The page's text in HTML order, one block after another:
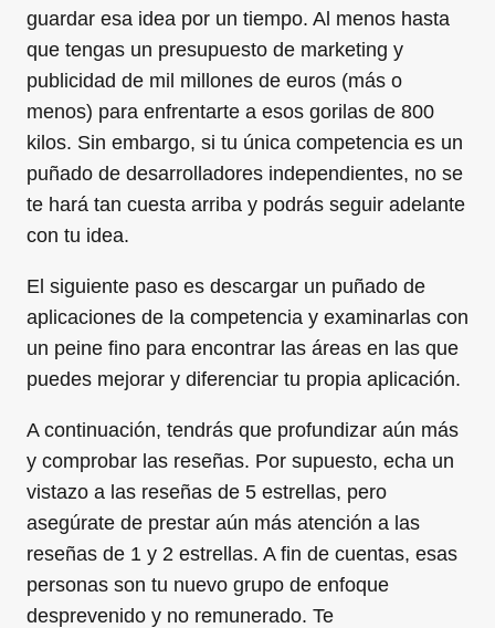
guardar esa idea por un tiempo. Al menos hasta
que tengas un presupuesto de marketing y
publicidad de mil millones de euros (más o
menos) para enfrentarte a esos gorilas de 800
kilos. Sin embargo, si tu única competencia es un
puñado de desarrolladores independientes, no se
te hará tan cuesta arriba y podrás seguir adelante
con tu idea.
El siguiente paso es descargar un puñado de
aplicaciones de la competencia y examinarlas con
un peine fino para encontrar las áreas en las que
puedes mejorar y diferenciar tu propia aplicación.
A continuación, tendrás que profundizar aún más
y comprobar las reseñas. Por supuesto, echa un
vistazo a las reseñas de 5 estrellas, pero
asegúrate de prestar aún más atención a las
reseñas de 1 y 2 estrellas. A fin de cuentas, esas
personas son tu nuevo grupo de enfoque
desprevenido y no remunerado. Te